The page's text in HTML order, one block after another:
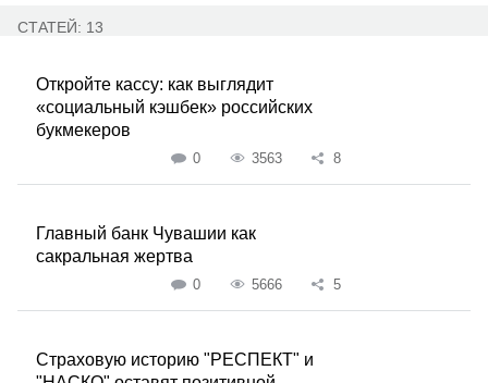
СТАТЕЙ: 13
Откройте кассу: как выглядит
«социальный кэшбек» российских
букмекеров
0 3563 8
Главный банк Чувашии как
сакральная жертва
0 5666 5
Страховую историю "РЕСПЕКТ" и